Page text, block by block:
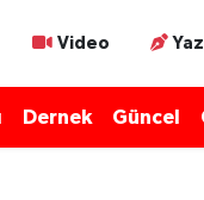
Video
Dernek Güncel